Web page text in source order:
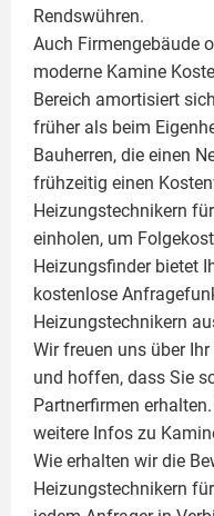
Rendswühren.
Auch Firmengebäude
moderne Kamine
Bereich amortisiert
früher als beim
Bauherren, die einen
frühzeitig einen
Heizungstechnikern
einholen, um
Heizungsfinder bietet
kostenlose
Heizungstechnikern
Wir freuen uns über
und hoffen, dass Sie
Partnerfirmen
weitere Infos zu
Wie erhalten wir die
Heizungstechnikern